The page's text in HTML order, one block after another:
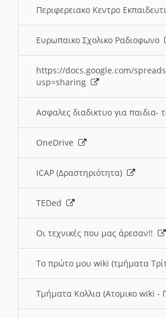
Περιφερειακο Κεντρο
Ευρωπαικο Σχολικο Ραδιοφωνο
https://docs.google.com/
usp=sharing
Ασφαλες διαδικτυο για παιδια-
OneDrive
ICAP (Δραστηριότητα)
TEDed
Οι τεχνικές που μας άρεσαν!!
Το πρώτο μου wiki (τμήματα
Τμήματα Κολλια (Ατομικο wiki